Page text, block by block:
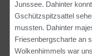
Junssee. Dahinter
Gschützspitzsattel
mussten. Dahinter
Friesenbergscharte an
Wolkenhimmels war